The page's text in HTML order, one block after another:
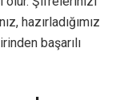
hazırladığımız
başarılı